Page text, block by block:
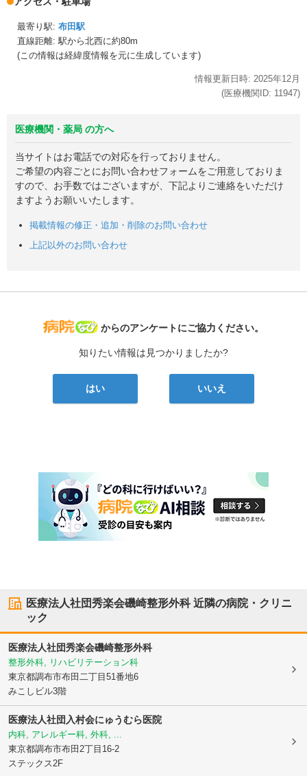
最寄り駅: 布田駅
直線距離: 駅から北西に約80m
(この情報は経緯度情報を元に生成しています)
情報更新日時: 2025年12月
(医療機関ID: 11947)
医療機関・薬局 の方へ
当サイトはお電話での対応を行っておりません。
ご希望の内容ごとにお問い合わせフォームをご用意しておりま
すので、お手数ではございますが、下記よりご連絡をいただけ
ますようお願いいたします。
掲載情報の修正・追加・削除のお問い合わせ
上記以外のお問い合わせ
病院なび
からのアンケートにご協力ください。
知りたい情報は見つかりましたか?
はい いいえ
医療法人社団秀楽会磯崎整形外科近隣の病院・クリニ
ック
医療法人社団秀楽会磯崎整形外科
整形外科, リハビリテーション科
東京都調布市布田二丁目51番地6
みこしビル3階
医療法人社団入村会にゅうむら医院
内科, アレルギー科, 外科, ...
東京都調布市布田2丁目16-2
ステックス2F